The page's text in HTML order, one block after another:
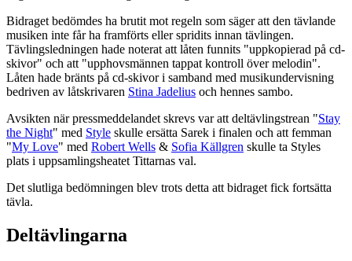
Bidraget bedömdes ha brutit mot regeln som säger att den tävlande
musiken inte får ha framförts eller spridits innan tävlingen.
Tävlingsledningen hade noterat att låten funnits "uppkopierad på cd-
skivor" och att "upphovsmännen tappat kontroll över melodin".
Låten hade bränts på cd-skivor i samband med musikundervisning
bedriven av låtskrivaren Stina Jadelius och hennes sambo.
Avsikten när pressmeddelandet skrevs var att deltävlingstrean "Stay
the Night" med Style skulle ersätta Sarek i finalen och att femman
"My Love" med Robert Wells & Sofia Källgren skulle ta Styles
plats i uppsamlingsheatet Tittarnas val.
Det slutliga bedömningen blev trots detta att bidraget fick fortsätta
tävla.
Deltävlingarna